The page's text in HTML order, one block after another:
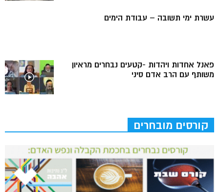
עשרת ימי תשובה – עבודת הימים
פאנל אחדות ויהדות -קטעים נבחרים מראיון
משותף עם הרב אדם סיני
קורסים מובחרים